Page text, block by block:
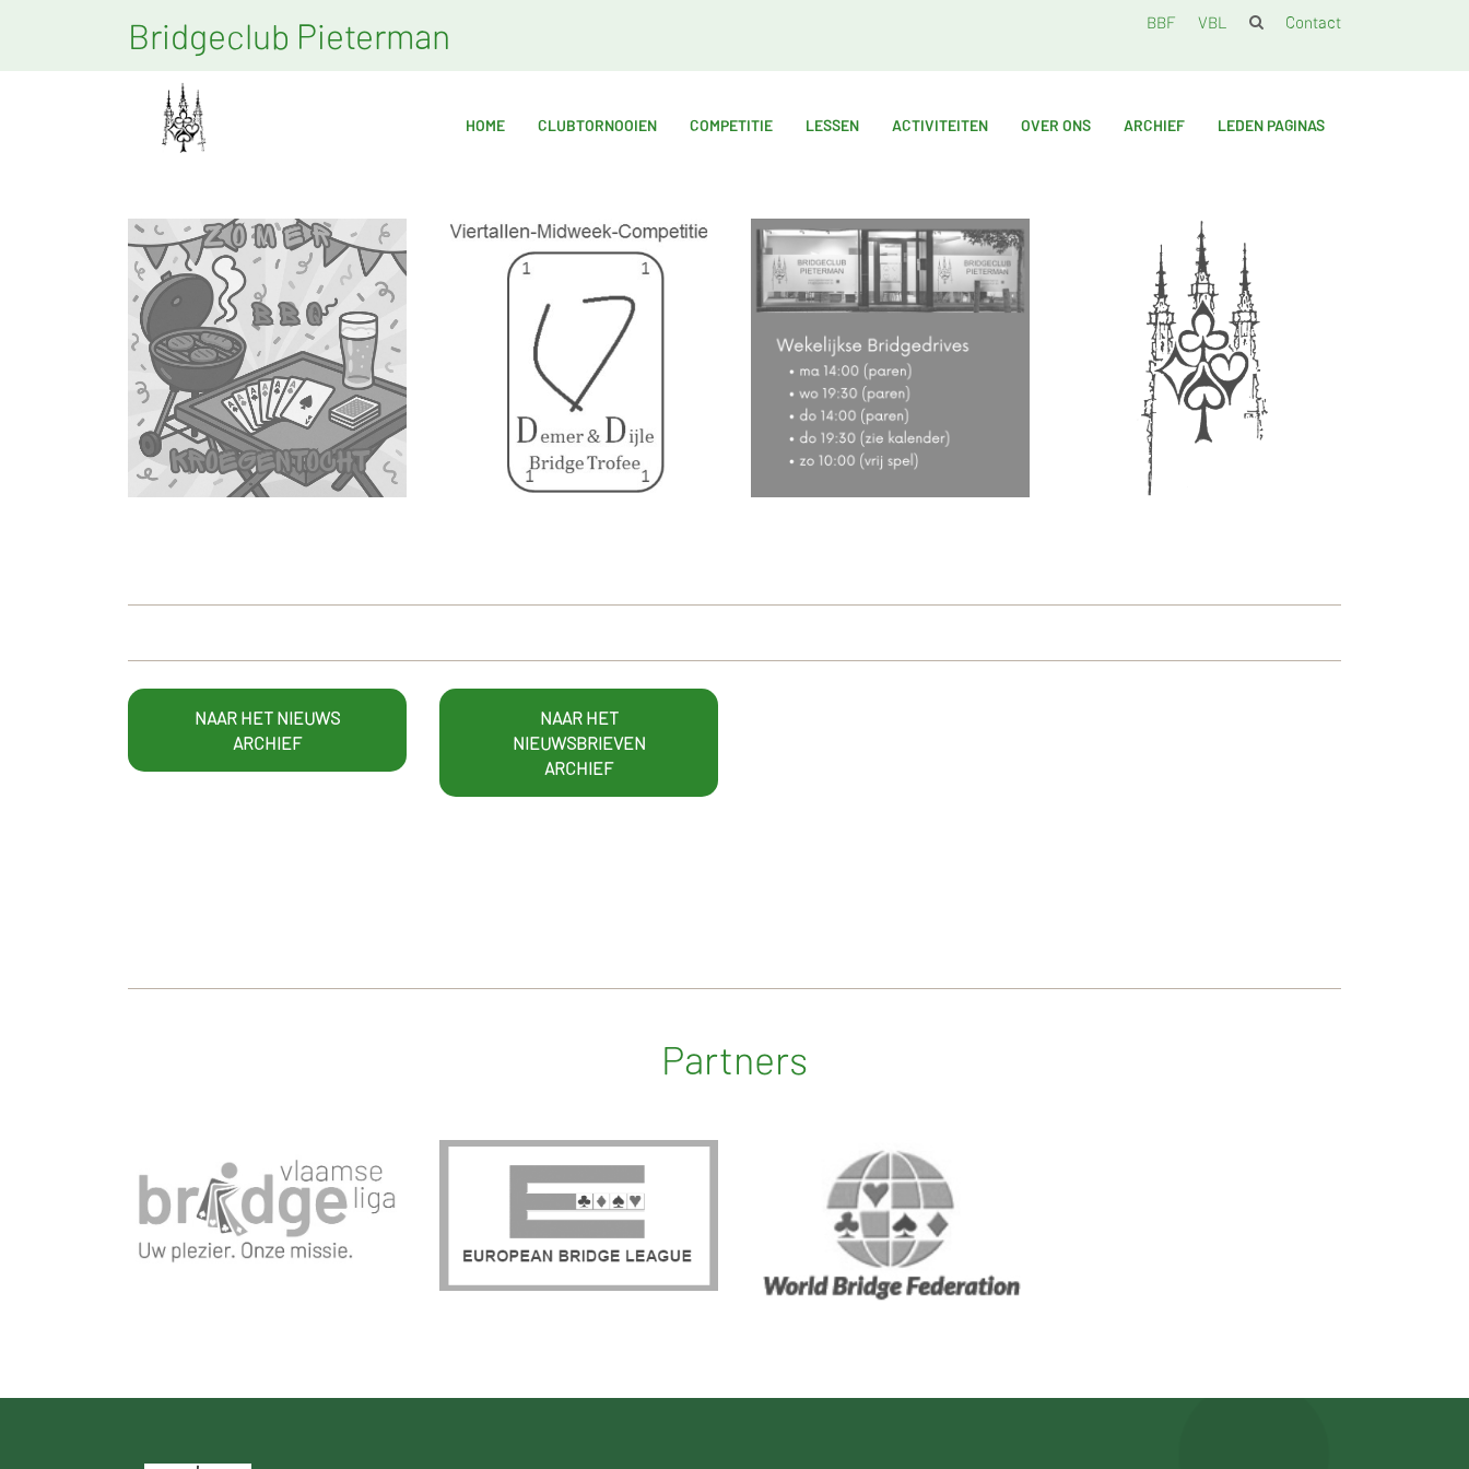
Bridgeclub Pieterman BBF VBL Contact
HOME CLUBTORNOOIEN COMPETITIE LESSEN ACTIVITEITEN OVER ONS ARCHIEF LEDEN PAGINAS
NAAR HET NIEUWS
ARCHIEF
NAAR HET
NIEUWSBRIEVEN
ARCHIEF
Partners